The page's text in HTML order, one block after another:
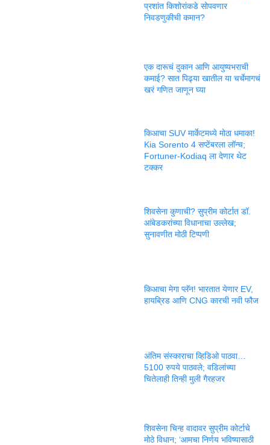
प्रशांत किशोरांकडे सोपवणार
निवडणुकीची कमान?
एक दारूचं दुकान आणि आयुष्यभराची
कमाई? सात पिढ्या खातील या चर्चेमागचं
खरं गणित जाणून घ्या
किआचा SUV मार्केटमध्ये मोठा धमाका!
Kia Sorento 4 सप्टेंबरला लॉन्च;
Fortuner-Kodiaq ला देणार थेट
टक्कर
शिवसेना कुणाची? सुप्रीम कोर्टात डॉ.
आंबेडकरांच्या विधानाचा उल्लेख;
सुनावणीत मोठी टिप्पणी
किआचा मेगा प्लॅन! भारतात येणार EV,
हायब्रिड आणि CNG कारची नवी फौज
अंतिम संस्काराचा व्हिडिओ पाठवा…
5100 रुपये पाठवले; वडिलांच्या
चितेलाही तिन्ही मुली गैरहजर
शिवसेना चिन्ह वादावर सुप्रीम कोर्टाचे
मोठे विधान; ‘आमचा निर्णय भविष्यासाठी